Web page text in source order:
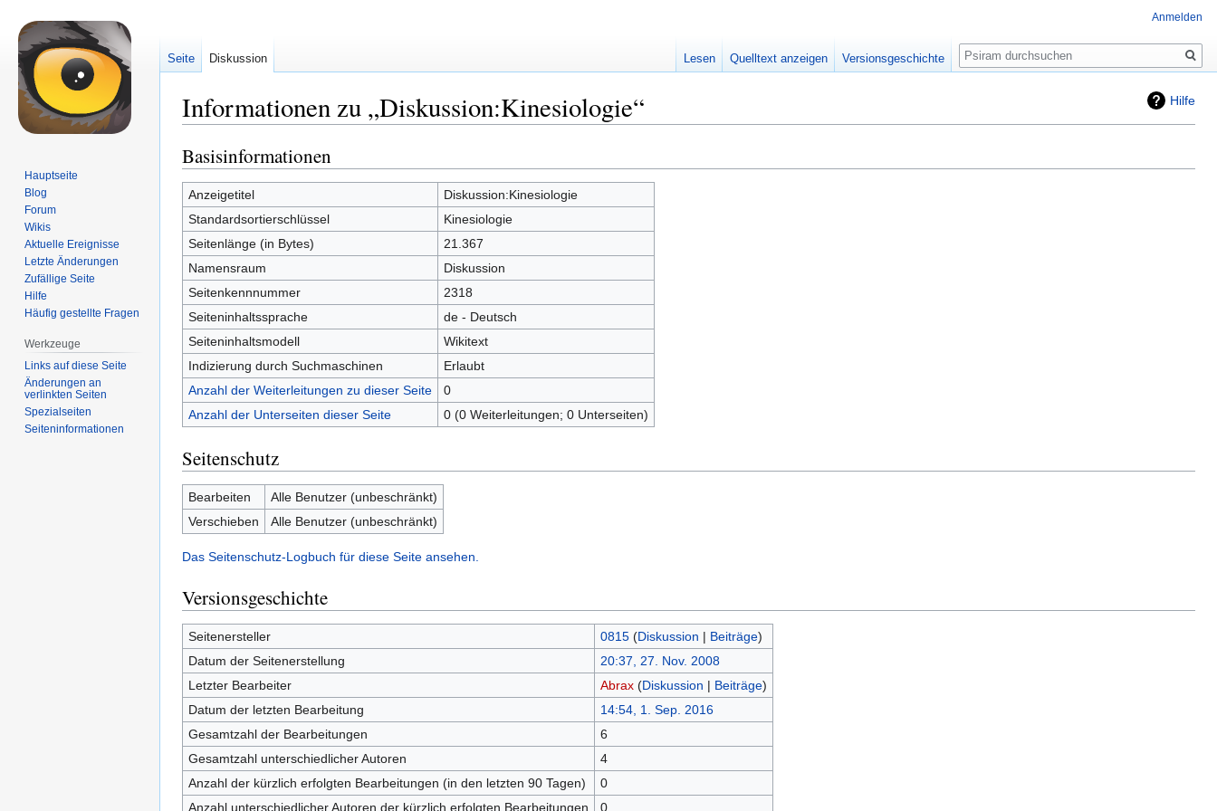
Hilfe
Informationen zu „Diskussion:Kinesiologie“
Zur
Navigation
springen
Zur
Suche
springen
Basisinformationen
Anzeigetitel
Diskussion:Kinesiologie
Standardsortierschlüssel
Kinesiologie
Seitenlänge (in Bytes)
21.367
Namensraum
Diskussion
Seitenkennnummer
2318
Seiteninhaltssprache
de - Deutsch
Seiteninhaltsmodell
Wikitext
Indizierung durch Suchmaschinen
Erlaubt
Anzahl der Weiterleitungen zu dieser Seite
0
Anzahl der Unterseiten dieser Seite
0 (0 Weiterleitungen; 0 Unterseiten)
Seitenschutz
Bearbeiten
Alle Benutzer (unbeschränkt)
Verschieben
Alle Benutzer (unbeschränkt)
Das Seitenschutz-Logbuch für diese Seite ansehen.
Versionsgeschichte
Seitenersteller 0815 (Diskussion | Beiträge)
Datum der Seitenerstellung
20:37, 27. Nov. 2008
Letzter Bearbeiter
Abrax (Diskussion | Beiträge)
Datum der letzten Bearbeitung
14:54, 1. Sep. 2016
Gesamtzahl der Bearbeitungen
6
Gesamtzahl unterschiedlicher Autoren
4
Anzahl der kürzlich erfolgten Bearbeitungen (in den letzten 90 Tagen)
0
Anzahl unterschiedlicher Autoren der kürzlich erfolgten Bearbeitungen
0
Anmelden
Seite Diskussion Lesen Quelltext anzeigen Versionsgeschichte
Suche
Hauptseite
Blog
Forum
Wikis
Aktuelle Ereignisse
Letzte Änderungen
Zufällige Seite
Hilfe
Häufig gestellte Fragen
Werkzeuge
Links auf diese Seite
Änderungen an
verlinkten Seiten
Spezialseiten
Seiten­informationen